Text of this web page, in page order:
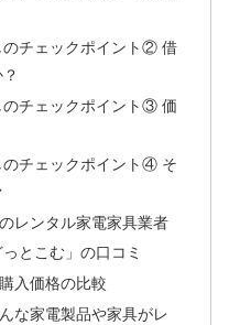
のチェックポイント② 借
チェックポイント③ 価
チェックポイント④ そ
レンタル家電家具業者
とこむ」の口コミ
入価格の比較
な家電製品や家具がレ